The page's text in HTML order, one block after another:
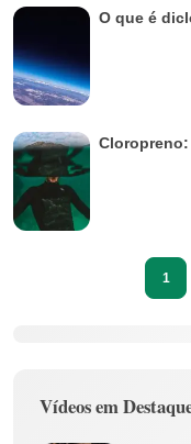
O que é
1
Vídeos em